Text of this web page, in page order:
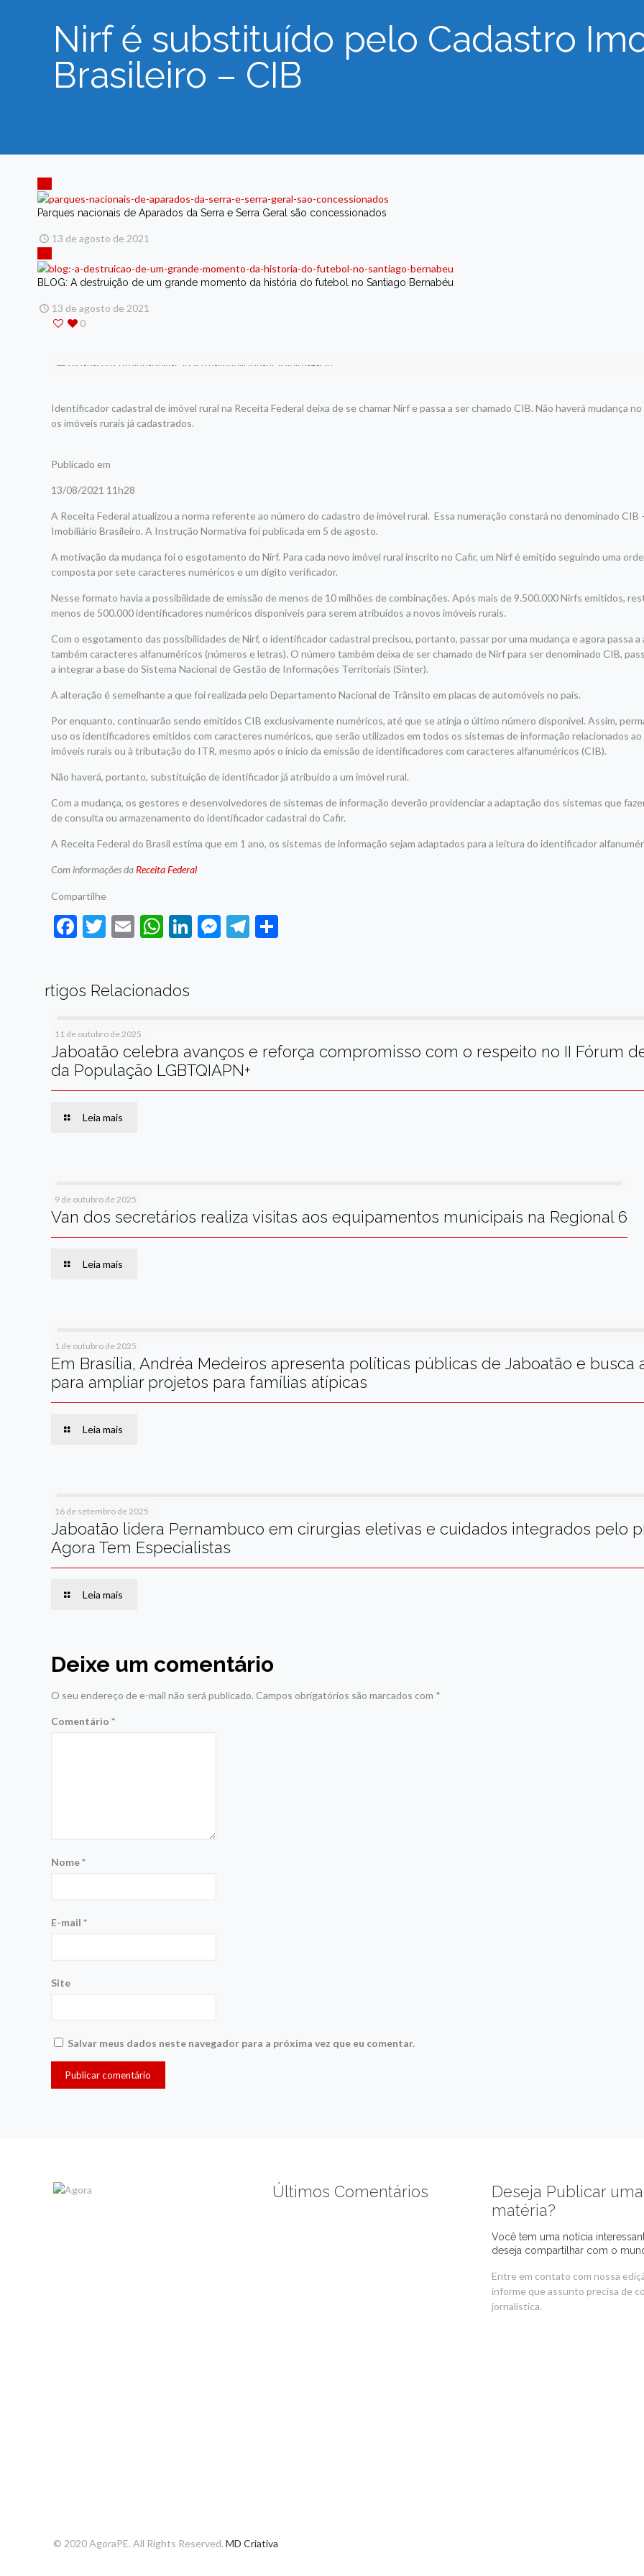
Nirf é substituído pelo Cadastro
Brasileiro – CIB
Parques nacionais de Aparados da Serra e Serra Geral são concessionados
13 de agosto de 2021
BLOG: A destruição de um grande momento da história do futebol no Santiago Bernabéu
13 de agosto de 2021
0
Identificador cadastral de imóvel rural na Receita Federal deixa de se chamar Nirf e passa a ser chamado CIB. Não haverá mudança
os imóveis rurais já cadastrados.
Publicado em
13/08/2021 11h28
A Receita Federal atualizou a norma referente ao número do cadastro de imóvel rural. Essa numeração constará no denominado CIB
Imobiliário Brasileiro. A Instrução Normativa foi publicada em 5 de agosto.
A motivação da mudança foi o esgotamento do Nirf. Para cada novo imóvel rural inscrito no Cafir, um Nirf é emitido seguindo uma
composta por sete caracteres numéricos e um dígito verificador.
Nesse formato havia a possibilidade de emissão de menos de 10 milhões de combinações. Após mais de 9.500.000 Nirfs emitidos,
menos de 500.000 identificadores numéricos disponíveis para serem atribuídos a novos imóveis rurais.
Com o esgotamento das possibilidades de Nirf, o identificador cadastral precisou, portanto, passar por uma mudança e agora passa a
também caracteres alfanuméricos (números e letras). O número também deixa de ser chamado de Nirf para ser denominado CIB,
a integrar a base do Sistema Nacional de Gestão de Informações Territoriais (Sinter).
A alteração é semelhante a que foi realizada pelo Departamento Nacional de Trânsito em placas de automóveis no país.
Por enquanto, continuarão sendo emitidos CIB exclusivamente numéricos, até que se atinja o último número disponível. Assim,
uso os identificadores emitidos com caracteres numéricos, que serão utilizados em todos os sistemas de informação relacionados
imóveis rurais ou à tributação do ITR, mesmo após o início da emissão de identificadores com caracteres alfanuméricos (CIB).
Não haverá, portanto, substituição de identificador já atribuído a um imóvel rural.
Com a mudança, os gestores e desenvolvedores de sistemas de informação deverão providenciar a adaptação dos sistemas que
de consulta ou armazenamento do identificador cadastral do Cafir.
A Receita Federal do Brasil estima que em 1 ano, os sistemas de informação sejam adaptados para a leitura do identificador
Com informações da Receita Federal
Compartilhe
Facebook
Twitter
EmailWhatsApp
LinkedIn
Messenger
Telegram
rtigos Relacionados
11 de outubro de 2025
Jaboatão celebra avanços e reforça compromisso com o respeito no II Fórum
da População LGBTQIAPN+
Leia mais
9 de outubro de 2025
Van dos secretários realiza visitas aos equipamentos municipais na Regional 6
Leia mais
1 de outubro de 2025
Em Brasília, Andréa Medeiros apresenta políticas públicas de Jaboatão e busca
para ampliar projetos para famílias atípicas
Leia mais
16 de setembro de 2025
Jaboatão lidera Pernambuco em cirurgias eletivas e cuidados integrados pelo
Agora Tem Especialistas
Leia mais
Deixe um comentário
O seu endereço de e-mail não será publicado. Campos obrigatórios são marcados com *
Comentário*
Nome*
E-mail*
Site
Salvar meus dados neste navegador para a próxima vez que eu comentar.
Últimos Comentários
Deseja Publicar uma
matéria?
Você tem uma notícia
deseja compartilhar com o
Entre em contato com nossa
informe que assunto precisa de
jornalística.
© 2020 AgoraPE. All Rights Reserved.MD Criativa